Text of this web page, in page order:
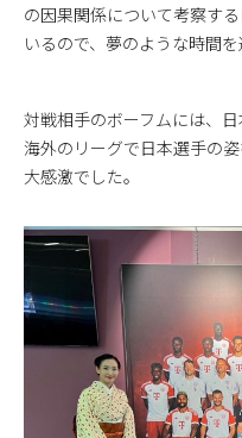
の因果関係について考察す
いるので、夢のような時間
対戦相手のボーフムには、
海外のリーグで日本選手の
大感激でした。